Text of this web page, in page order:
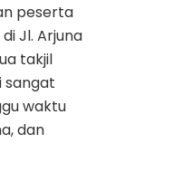
peserta
Jl. Arjuna
takjil
sangat
waktu
dan